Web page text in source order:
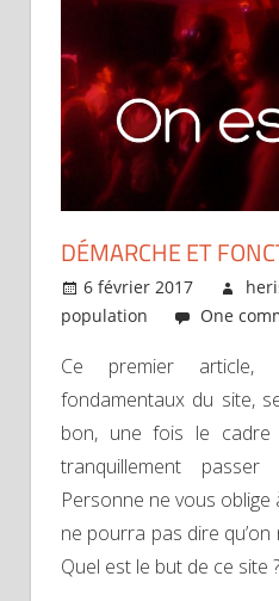
DÉMARCHE ET
6 février 2017
population
One
Ce premier article,
fondamentaux du site,
bon, une fois le cadre
tranquillement
Personne ne vous oblige
ne pourra pas dire
Quel est le but de ce site ?